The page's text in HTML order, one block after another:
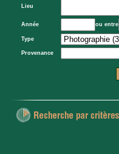
Lieu
Année ou entre
Type
Provenance